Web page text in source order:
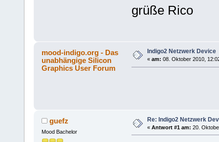
grüße Rico
mood-indigo.org - Das
unabhängige Silicon
Graphics User Forum
Indigo2 Netzwerk Device
« am: 08. Oktober 2010,
guefz
Mood Bachelor
Re: Indigo2 Netzwerk
« Antwort #1 am: 20.